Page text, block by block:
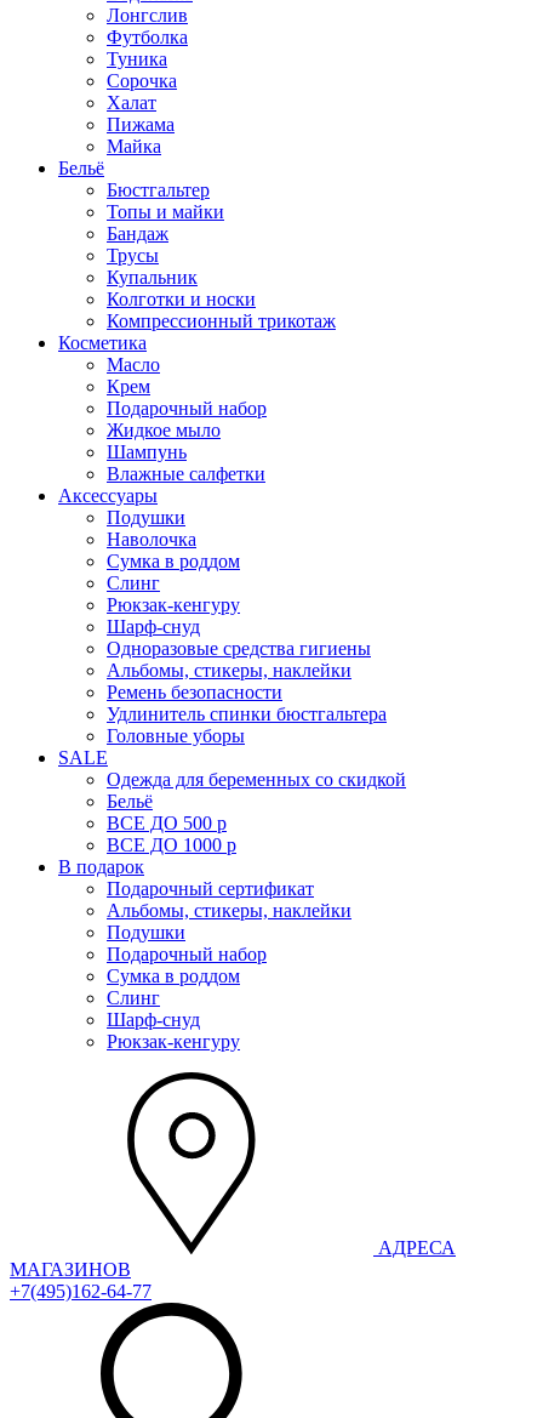
Лонгслив
Футболка
Туника
Сорочка
Халат
Пижама
Майка
Бельё
Бюстгальтер
Топы и майки
Бандаж
Трусы
Купальник
Колготки и носки
Компрессионный трикотаж
Косметика
Масло
Крем
Подарочный набор
Жидкое мыло
Шампунь
Влажные салфетки
Аксессуары
Подушки
Наволочка
Сумка в роддом
Cлинг
Рюкзак-кенгуру
Шарф-снуд
Одноразовые средства гигиены
Альбомы, стикеры, наклейки
Ремень безопасности
Удлинитель спинки бюстгальтера
Головные уборы
SALE
Одежда для беременных со скидкой
Бельё
ВСЕ ДО 500 р
ВСЕ ДО 1000 р
В подарок
Подарочный сертификат
Альбомы, стикеры, наклейки
Подушки
Подарочный набор
Сумка в роддом
Слинг
Шарф-снуд
Рюкзак-кенгуру
АДРЕСА
МАГАЗИНОВ
+7(495)162-64-77